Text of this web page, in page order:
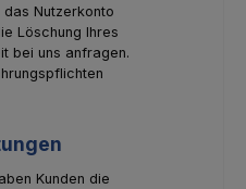
Nutzerkonto
Löschung Ihres
bei uns anfragen.
Kunden die